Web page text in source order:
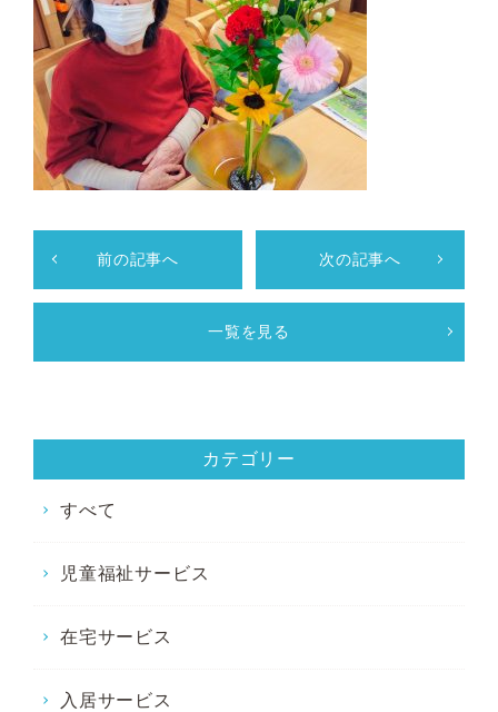
前の記事へ
一覧を見る
次の記事へ
カテゴリー
すべて
児童福祉サービス
在宅サービス
入居サービス